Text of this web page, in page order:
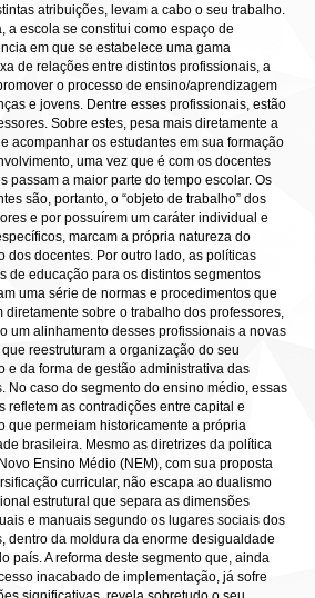
atribuições, levam a cabo o seu trabalho.
a escola se constitui como espaço de
em que se estabelece uma gama
de relações entre distintos profissionais, a
o processo de ensino/aprendizagem
e jovens. Dentre esses profissionais, estão
Sobre estes, pesa mais diretamente a
acompanhar os estudantes em sua formação
uma vez que é com os docentes
passam a maior parte do tempo escolar. Os
são, portanto, o “objeto de trabalho” dos
e por possuírem um caráter individual e
marcam a própria natureza do
dos docentes. Por outro lado, as políticas
de educação para os distintos segmentos
uma série de normas e procedimentos que
diretamente sobre o trabalho dos professores,
um alinhamento desses profissionais a novas
que reestruturam a organização do seu
e da forma de gestão administrativa das
No caso do segmento do ensino médio, essas
refletem as contradições entre capital e
que permeiam historicamente a própria
brasileira. Mesmo as diretrizes da política
Ensino Médio (NEM), com sua proposta
curricular, não escapa ao dualismo
estrutural que separa as dimensões
e manuais segundo os lugares sociais dos
dentro da moldura da enorme desigualdade
país. A reforma deste segmento que, ainda
inacabado de implementação, já sofre